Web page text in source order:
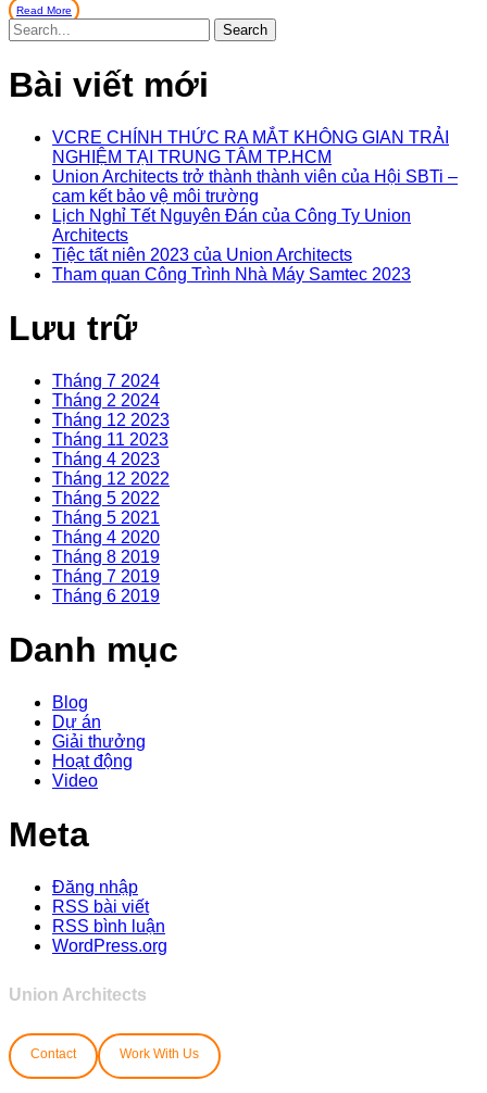
Read More
Bài viết mới
VCRE CHÍNH THỨC RA MẮT KHÔNG GIAN TRẢI
NGHIỆM TẠI TRUNG TÂM TP.HCM
Union Architects trở thành thành viên của Hội SBTi –
cam kết bảo vệ môi trường
Lịch Nghỉ Tết Nguyên Đán của Công Ty Union
Architects
Tiệc tất niên 2023 của Union Architects
Tham quan Công Trình Nhà Máy Samtec 2023
Lưu trữ
Tháng 7 2024
Tháng 2 2024
Tháng 12 2023
Tháng 11 2023
Tháng 4 2023
Tháng 12 2022
Tháng 5 2022
Tháng 5 2021
Tháng 4 2020
Tháng 8 2019
Tháng 7 2019
Tháng 6 2019
Danh mục
Blog
Dự án
Giải thưởng
Hoạt động
Video
Meta
Đăng nhập
RSS bài viết
RSS bình luận
WordPress.org
Union Architects
Contact Work With Us